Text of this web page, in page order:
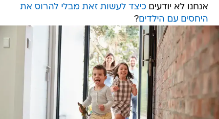
אנחנו לא יודעיםכיצד לעשות זאת מבלי להרוס את
היחסים עם הילדים?